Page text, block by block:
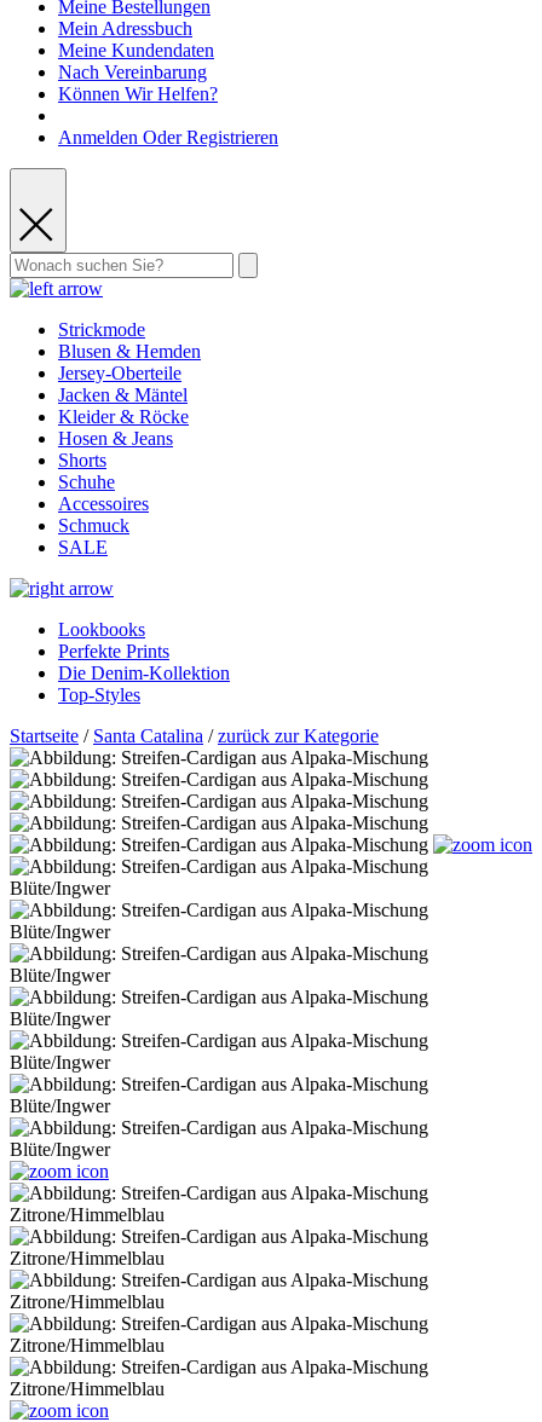
Meine Bestellungen
Mein Adressbuch
Meine Kundendaten
Nach Vereinbarung
Können Wir Helfen?
Anmelden Oder Registrieren
Strickmode
Blusen & Hemden
Jersey-Oberteile
Jacken & Mäntel
Kleider & Röcke
Hosen & Jeans
Shorts
Schuhe
Accessoires
Schmuck
SALE
Lookbooks
Perfekte Prints
Die Denim-Kollektion
Top-Styles
Startseite / Santa Catalina /zurück zur Kategorie